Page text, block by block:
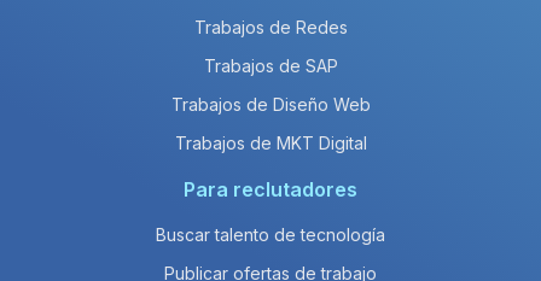
Trabajos de Redes
Trabajos de SAP
Trabajos de Diseño Web
Trabajos de MKT Digital
Para reclutadores
Buscar talento de tecnología
Publicar ofertas de trabajo